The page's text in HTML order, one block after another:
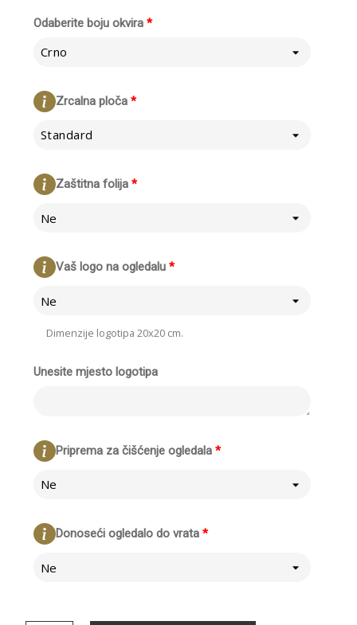
*
Odaberite boju okvira
Crno
*
Zrcalna ploča
Standard
*
Zaštitna folija
Ne
*
Vaš logo na ogledalu
Ne
Dimenzije logotipa 20x20 cm.
Unesite mjesto logotipa
*
Priprema za čišćenje ogledala
Ne
*
Donoseći ogledalo do vrata
Ne